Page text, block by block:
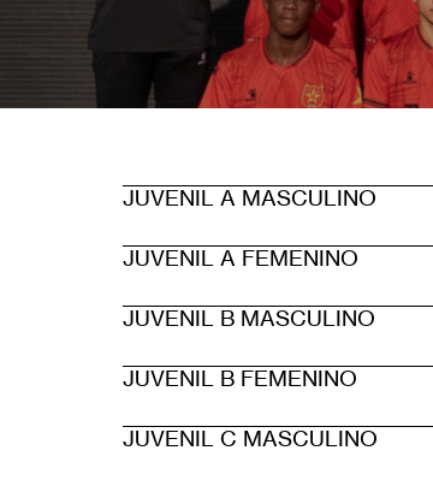
ayuda
la
navegación
Level
3
main
menu
JUVENIL A MASCULINO
JUVENIL A FEMENINO
JUVENIL B MASCULINO
JUVENIL B FEMENINO
JUVENIL C MASCULINO